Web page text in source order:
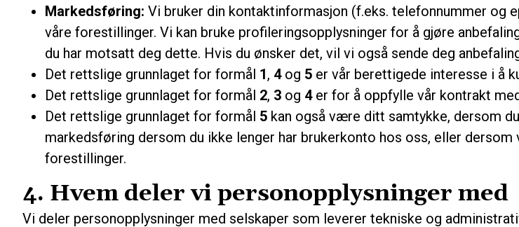
Markedsføring: Vi bruker din kontaktinformasjon (f.eks. telefonnummer og
våre forestillinger. Vi kan bruke profileringsopplysninger for å gjøre
du har motsatt deg dette. Hvis du ønsker det, vil vi også sende deg
Det rettslige grunnlaget for formål 1, 4og 5 er vår berettigede interesse i å
Det rettslige grunnlaget for formål 2, 3 og 4er for å oppfylle vår kontrakt
Det rettslige grunnlaget for formål 5 kan også være ditt samtykke, dersom
markedsføring dersom du ikke lenger har brukerkonto hos oss, eller
forestillinger.
4. Hvem deler vi personopplysninger med
Vi deler personopplysninger med selskaper som leverer tekniske og